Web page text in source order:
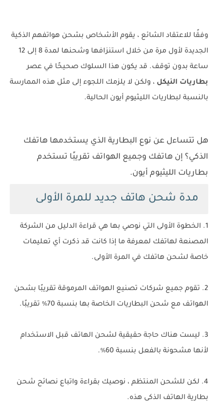
وفقًا للاعتقاد الشائع ، يقوم الأشخاص بشحن هواتفهم الذكية
الجديدة لأول مرة من خلال استنزافها وشحنها لمدة 8 إلى 12
ساعة بدون توقف. قد يكون هذا السلوك صحيحًا في عصر
بطاريات النيكل ، ولكن لا يلزمك اللجوء إلى مثل هذه الممارسة
بالنسبة لبطاريات الليثيوم أيون الحالية.
هل تتساءل عن نوع البطارية الذي يستخدمها هاتفك
الذكي؟ إن هاتفك وجميع الهواتف تقريبًا تستخدم
بطاريات الليثيوم أيون.
مدة شحن هاتف جديد للمرة الأولى
1. الخطوة الأولى التي نوصي بها هي قراءة الدليل من الشركة
المصنعة لهاتفك لمعرفة ما إذا كانت قد ذكرت أي تعليمات
خاصة لشحن هاتفك في المرة الأولى.
2. تقوم جميع شركات تصنيع الهواتف المرموقة تقريبًا بشحن
الهواتف مع شحن البطاريات الخاصة بها بنسبة 70٪ تقريبًا.
3. ليست هناك حاجة حقيقية لشحن الهاتف قبل الاستخدام
لأنها مشحونة بالفعل بنسبة 60٪.
4. لكن للشحن المنتظم ، نوصيك بقراءة واتباع نصائح شحن
بطارية الهاتف الذكي هذه.